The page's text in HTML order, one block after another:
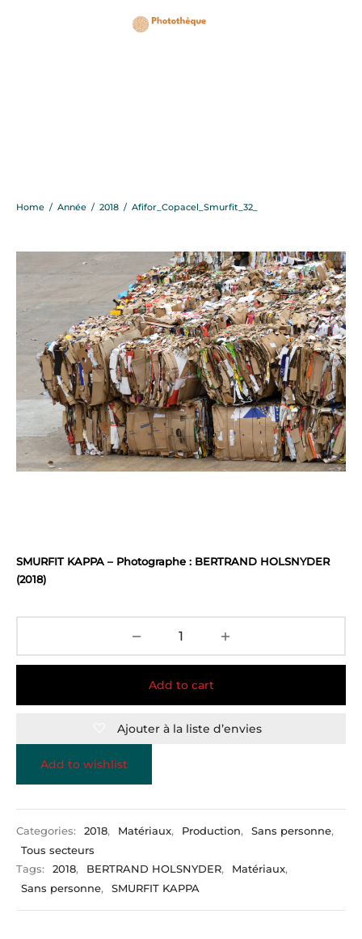
Home / Année / 2018 / Afifor_Copacel_Smurfit_32_
SMURFIT KAPPA – Photographe : BERTRAND HOLSNYDER
(2018)
Add to cart
Ajouter à la liste d’envies
Add to wishlist
Categories: 2018, Matériaux, Production, Sans personne,
Tous secteurs
Tags:
2018, BERTRAND HOLSNYDER, Matériaux,
Sans personne, SMURFIT KAPPA